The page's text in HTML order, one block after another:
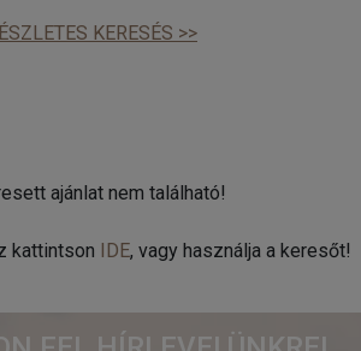
KERESÉS >>
ajánlat nem található!
kattintson IDE, vagy használja a keresőt!